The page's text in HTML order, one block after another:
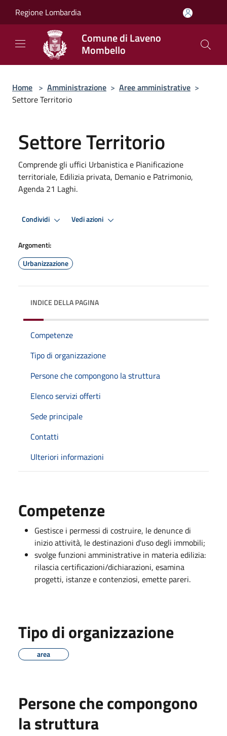
Regione Lombardia
Comune di Laveno
Mombello
Home > Amministrazione > Aree amministrative >
Settore Territorio
Settore Territorio
Comprende gli uffici Urbanistica e Pianificazione
territoriale, Edilizia privata, Demanio e Patrimonio,
Agenda 21 Laghi.
Condividi Vedi azioni
Argomenti:
Urbanizzazione
INDICE DELLA PAGINA
Competenze
Tipo di organizzazione
Persone che compongono la struttura
Elenco servizi offerti
Sede principale
Contatti
Ulteriori informazioni
Competenze
Gestisce i permessi di costruire, le denunce di
inizio attività, le destinazioni d'uso degli immobili;
svolge funzioni amministrative in materia edilizia:
rilascia certificazioni/dichiarazioni, esamina
progetti, istanze e contenziosi, emette pareri.
Tipo di organizzazione
area
Persone che compongono
la struttura